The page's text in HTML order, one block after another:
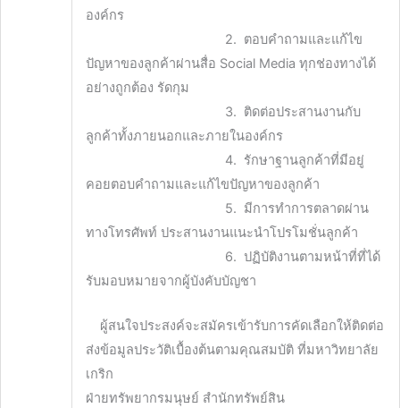
องค์กร
2. ตอบคำถามและแก้ไข
ปัญหาของลูกค้าผ่านสื่อ Social Media ทุกช่องทางได้
อย่างถูกต้อง รัดกุม
3. ติดต่อประสานงานกับ
ลูกค้าทั้งภายนอกและภายในองค์กร
4. รักษาฐานลูกค้าที่มีอยู่
คอยตอบคำถามและแก้ไขปัญหาของลูกค้า
5. มีการทำการตลาดผ่าน
ทางโทรศัพท์ ประสานงานแนะนำโปรโมชั่นลูกค้า
6. ปฏิบัติงานตามหน้าที่ที่ได้
รับมอบหมายจากผู้บังคับบัญชา
ผู้สนใจประสงค์จะสมัครเข้ารับการคัดเลือกให้ติดต่อ
ส่งข้อมูลประวัติเบื้องต้นตามคุณสมบัติ ที่มหาวิทยาลัย
เกริก
ฝ่ายทรัพยากรมนุษย์ สำนักทรัพย์สิน